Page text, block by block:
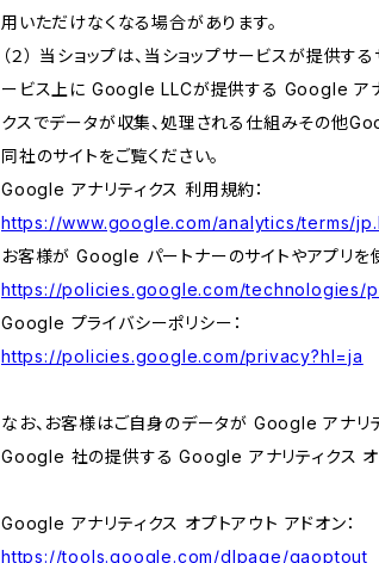
用いただけなくなる場合があります。
（２） 当ショップは、当ショップサービスが提供
ービス上に Google LLCが提供する Google アナ
クスでデータが収集、処理される仕組みその他
同社のサイトをご覧ください。
Google アナリティクス 利用規約：
https://www.google.com/analytics/terms/
お客様が Google パートナーのサイトやアプリ
https://policies.google.com/technologies/
Google プライバシーポリシー：
https://policies.google.com/privacy?hl=ja
なお、お客様はご自身のデータが Google アナリ
Google 社の提供する Google アナリティクス オ
Google アナリティクス オプトアウト アドオン：
https://tools.google.com/dlpage/gaoptout